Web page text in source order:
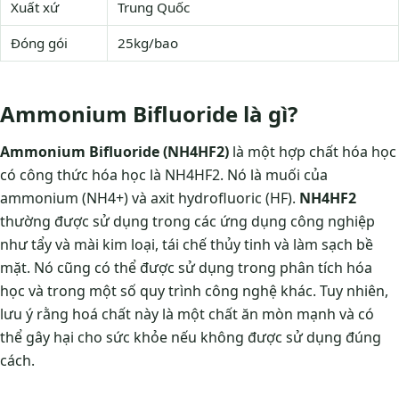
Xuất xứ
Trung Quốc
Đóng gói
25kg/bao
Ammonium Bifluoride là gì?
Ammonium Bifluoride (NH4HF2) là một hợp chất hóa học
có công thức hóa học là NH4HF2. Nó là muối của
ammonium (NH4+) và axit hydrofluoric (HF). NH4HF2
thường được sử dụng trong các ứng dụng công nghiệp
như tẩy và mài kim loại, tái chế thủy tinh và làm sạch bề
mặt. Nó cũng có thể được sử dụng trong phân tích hóa
học và trong một số quy trình công nghệ khác. Tuy nhiên,
lưu ý rằng hoá chất này là một chất ăn mòn mạnh và có
thể gây hại cho sức khỏe nếu không được sử dụng đúng
cách.